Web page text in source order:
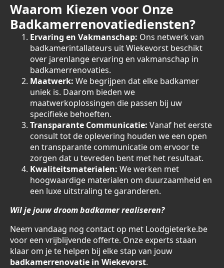
Waarom Kiezen voor Onze
Badkamerrenovatiediensten?
Ervaring en Vakmanschap: Ons netwerk van
badkamerintallateurs uit Wiekevorst beschikt
over jarenlange ervaring en vakmanschap in
badkamerrenovaties.
Maatwerk: We begrijpen dat elke badkamer
uniek is. Daarom bieden we
maatwerkoplossingen die passen bij uw
specifieke behoeften.
Transparante Communicatie: Vanaf het eerste
consult tot de oplevering houden we een open
en transparante communicatie om ervoor te
zorgen dat u tevreden bent met het resultaat.
Kwaliteitsmaterialen: We werken met
hoogwaardige materialen om duurzaamheid en
een luxe uitstraling te garanderen.
Wil je jouw droom badkamer realiseren?
Neem vandaag nog contact op met Loodgieterke.be
voor een vrijblijvende offerte. Onze experts staan
klaar om je te helpen bij elke stap van jouw
badkamerrenovatie in Wiekevorst.